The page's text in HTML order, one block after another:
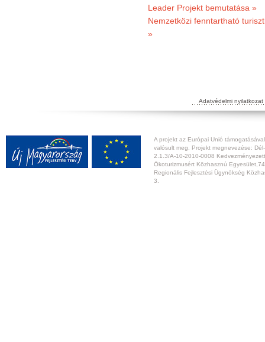
Leader Projekt bemutatása »
Nemzetközi fenntartható
»
Adatvédelmi nyilatkozat
A projekt az Európai Unió
valósult meg. Projekt megnevezése:
2.1.3/A-10-2010-0008
Ökoturizmusért Közhasznú
Regionális Fejlesztési Ügynökség
3.